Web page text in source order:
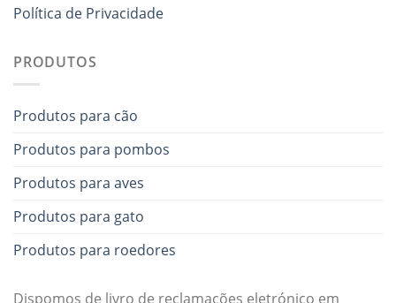
Política de Privacidade
PRODUTOS
Produtos para cão
Produtos para pombos
Produtos para aves
Produtos para gato
Produtos para roedores
Dispomos de livro de reclamações eletrónico em